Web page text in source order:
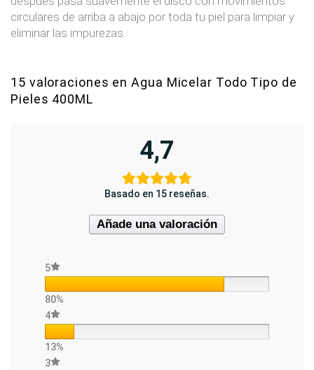
circulares de arriba a abajo por toda tu piel para limpiar y
eliminar las impurezas.
15 valoraciones enAgua Micelar Todo Tipo de
Pieles 400ML
4,7
Basado en 15 reseñas.
Añade una valoración
5
80%
4
13%
3